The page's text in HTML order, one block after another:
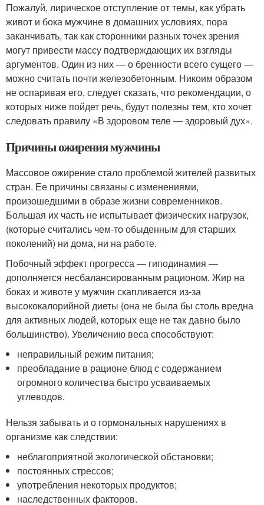
Пожалуй, лирическое отступление от темы, как убрать
живот и бока мужчине в домашних условиях, пора
заканчивать, так как сторонники разных точек зрения
могут привести массу подтверждающих их взгляды
аргументов. Один из них — о бренности всего сущего —
можно считать почти железобетонным. Никоим образом
не оспаривая его, следует сказать, что рекомендации, о
которых ниже пойдет речь, будут полезны тем, кто хочет
следовать правилу «В здоровом теле — здоровый дух».
Причины ожирения мужчины
Массовое ожирение стало проблемой жителей развитых
стран. Ее причины связаны с изменениями,
произошедшими в образе жизни современников.
Большая их часть не испытывает физических нагрузок,
(которые считались чем-то обыденным для старших
поколений) ни дома, ни на работе.
Побочный эффект прогресса — гиподинамия —
дополняется несбалансированным рационом. Жир на
боках и животе у мужчин скапливается из-за
высококалорийной диеты (она не была бы столь вредна
для активных людей, которых еще не так давно было
большинство). Увеличению веса способствуют:
неправильный режим питания;
преобладание в рационе блюд с содержанием
огромного количества быстро усваиваемых
углеводов.
Нельзя забывать и о гормональных нарушениях в
организме как следствии:
неблагоприятной экологической обстановки;
постоянных стрессов;
употребления некоторых продуктов;
наследственных факторов.